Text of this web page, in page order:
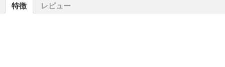
特徴 レビュー